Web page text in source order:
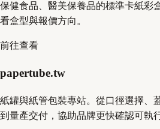
保健食品、醫美保養品的標準卡紙彩
看盒型與報價方向。
前往查看
papertube.tw
紙罐與紙管包裝專站。從口徑選擇、
到量產交付，協助品牌更快確認可執